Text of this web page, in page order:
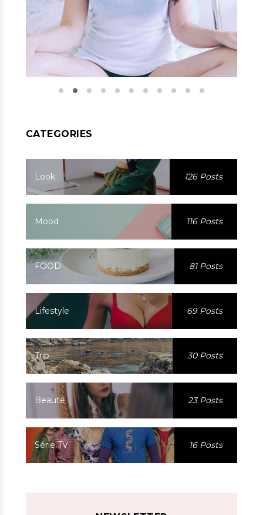
CATEGORIES
Look 126 Posts
Mood 116 Posts
FOOD 81 Posts
Lifestyle 69 Posts
Trip 30 Posts
Beauté 23 Posts
Série TV 16 Posts